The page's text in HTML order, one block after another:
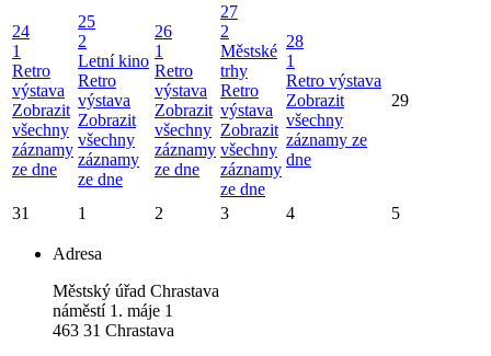
24
1
Retro
výstava
Zobrazit
všechny
záznamy
ze dne
25
2
Letní kino
Retro
výstava
Zobrazit
všechny
záznamy
ze dne
26
1
Retro
výstava
Zobrazit
všechny
záznamy
ze dne
27
2
Městské
trhy
Retro
výstava
Zobrazit
všechny
záznamy
ze dne
28
1
Retro výstava
Zobrazit
všechny
záznamy ze
dne
29
31 1 2 3 4 5
Adresa
Městský úřad Chrastava
náměstí 1. máje 1
463 31 Chrastava